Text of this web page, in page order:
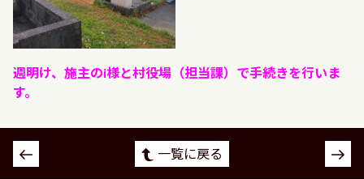
週明け、施主のi様と村役場（担当課）で手続きを行いま
す。
投
稿
一覧に戻る